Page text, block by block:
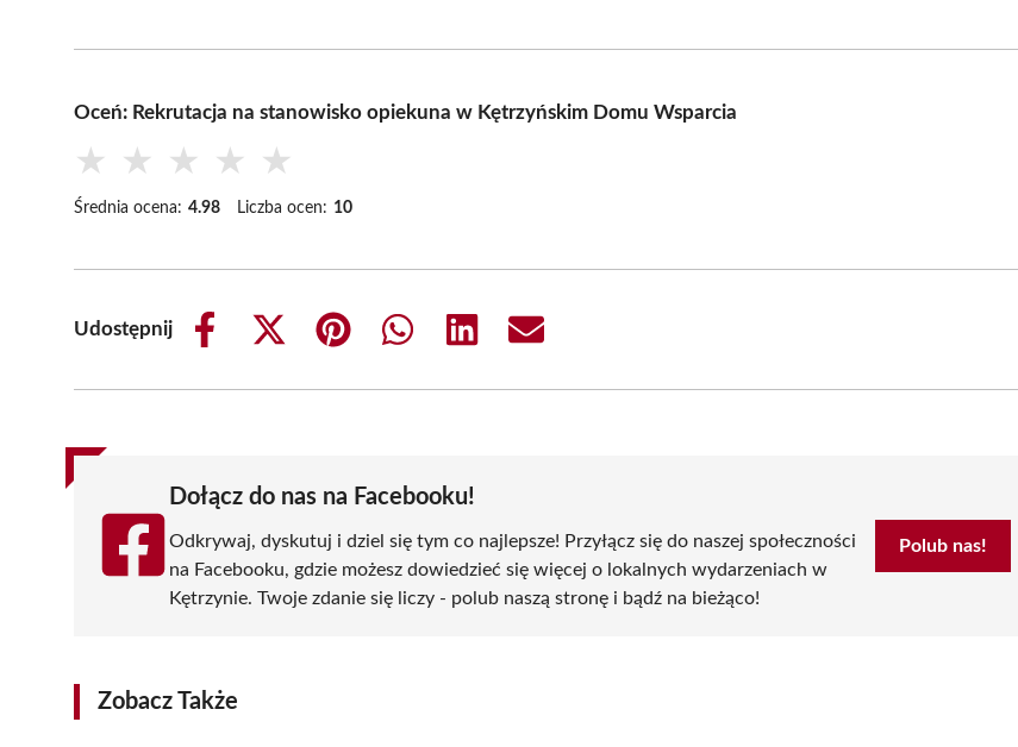
Oceń: Rekrutacja na stanowisko opiekuna w Kętrzyńskim Domu Wsparcia
★ ★ ★ ★ ★
Średnia ocena: 4.98 Liczba ocen: 10
Udostępnij
Share
Share
(Twitter)
Share
Share
Share
Share
Dołącz do nas na Facebooku!
Odkrywaj, dyskutuj i dziel się tym co najlepsze! Przyłącz się do naszej społeczności
na Facebooku, gdzie możesz dowiedzieć się więcej o lokalnych wydarzeniach w
Kętrzynie. Twoje zdanie się liczy - polub naszą stronę i bądź na bieżąco!
Polub nas!
Zobacz Także